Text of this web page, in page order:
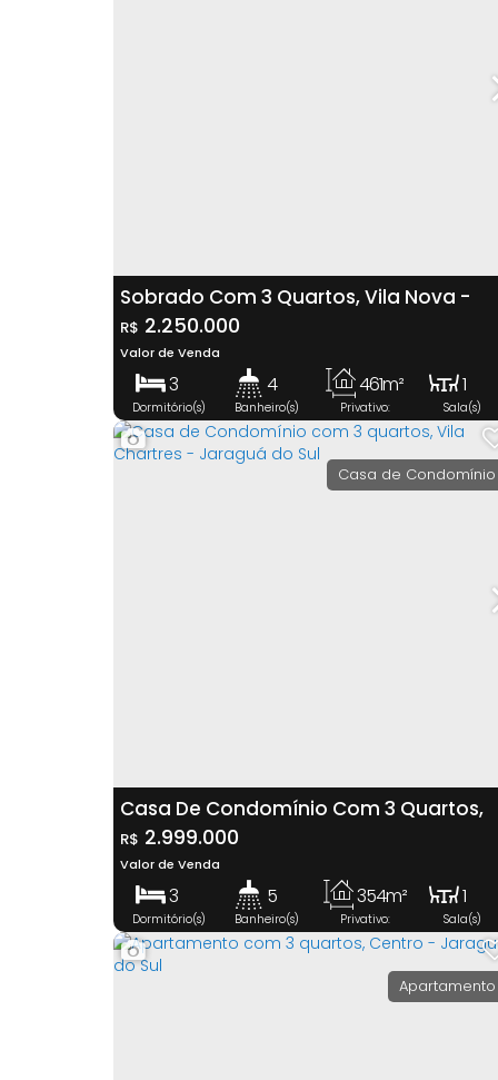
Sobrado Com 3 Quartos, Vila Nova -
Jaraguá Do Sul
R$ 2.250.000
Valor de Venda
3
Dormitório(s)
4
Banheiro(s) Privativo:
461m² 1
Sala(s)
1
Suíte(s)
2
Vaga(s) Terreno:
665m²
Casa de Condomínio
Casa De Condomínio Com 3 Quartos,
Vila Chartres - Jaraguá Do Sul
R$ 2.999.000
Valor de Venda
3
Dormitório(s)
5
Banheiro(s) Privativo:
354m² 1
Sala(s)
3
Suíte(s)
4 560m²
Apartamento